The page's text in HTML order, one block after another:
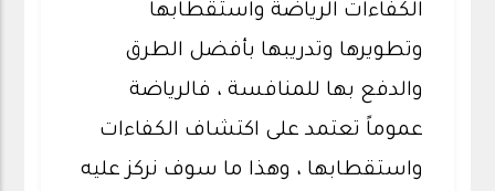
الكفاءات الرياضة واستقطابها
وتطويرها وتدريبها بأفضل الطرق
والدفع بها للمنافسة ، فالرياضة
عموماً تعتمد على اكتشاف الكفاءات
واستقطابها ، وهذا ما سوف نركز عليه